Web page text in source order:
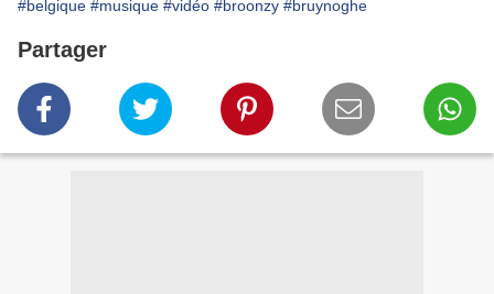
#belgique #musique #vidéo #broonzy #bruynoghe
Partager